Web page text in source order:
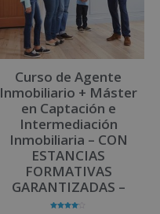
Curso de Agente
Inmobiliario + Máster
en Captación e
Intermediación
Inmobiliaria – CON
ESTANCIAS
FORMATIVAS
GARANTIZADAS –